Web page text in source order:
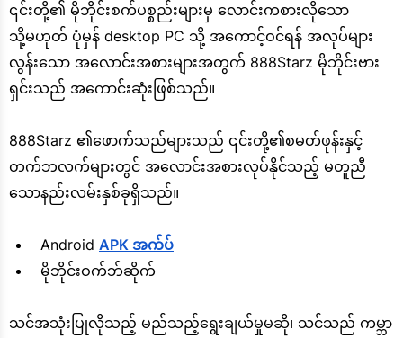
၎င်းတို့၏ မိုဘိုင်းစက်ပစ္စည်းများမှ လောင်းကစားလိုသော
သို့မဟုတ် ပုံမှန် desktop PC သို့ အကောင့်ဝင်ရန် အလုပ်များ
လွန်းသော အလောင်းအစားများအတွက် 888Starz မိုဘိုင်းဗား
ရှင်းသည် အကောင်းဆုံးဖြစ်သည်။
888Starz ၏ဖောက်သည်များသည် ၎င်းတို့၏စမတ်ဖုန်းနှင့်
တက်ဘလက်များတွင် အလောင်းအစားလုပ်နိုင်သည့် မတူညီ
သောနည်းလမ်းနှစ်ခုရှိသည်။
Android APK အက်ပ်
မိုဘိုင်းဝက်ဘ်ဆိုက်
သင်အသုံးပြုလိုသည့် မည်သည့်ရွေးချယ်မှုမဆို၊ သင်သည် ကမ္ဘာ